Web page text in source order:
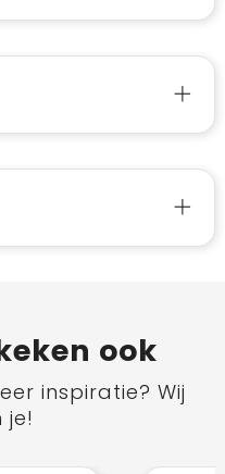
ook
inspiratie? Wij
je!